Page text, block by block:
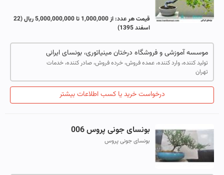
قیمت هر عدد:از 1,000,000 تا 5,000,000,000 ریال
(22
اسفند 1395)
موسسه آموزشی و فروشگاه درختان مینیاتوری، بونسای ایرانی
تولید کننده، وارد کننده، عمده فروش، خرده فروش، صادر کننده، خدمات
تهران
درخواست خرید یا کسب اطلاعات بیشتر
بونسای جونی پروس 006
بونسای جونی پروس